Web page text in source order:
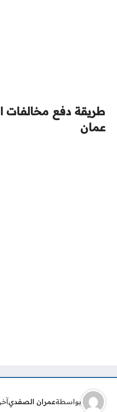
طريقة دفع مخالفات
عمان
بواسطةعمران الصفدي